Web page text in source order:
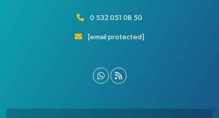
0 532 051 08 50
[email protected]